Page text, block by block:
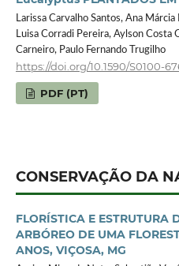
Larissa Carvalho Santos, Ana
Luisa Corradi Pereira, Aylson Costa
Carneiro, Paulo Fernando Trugilho
https://doi.org/10.1590/S0100-
PDF (PT)
CONSERVAÇÃO DA
FLORÍSTICA E ESTRUTURA
ARBÓREO DE UMA
ANOS, VIÇOSA, MG